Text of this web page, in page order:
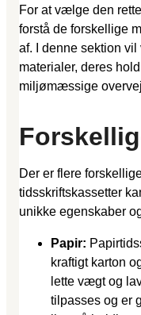
For at vælge den
forstå de forskellige
af. I denne sektion
materialer, deres
miljømæssige
Der er flere
tidsskriftskassetter
unikke egenskaber
Papir:
kraftigt karton
lette vægt og
tilpasses og er